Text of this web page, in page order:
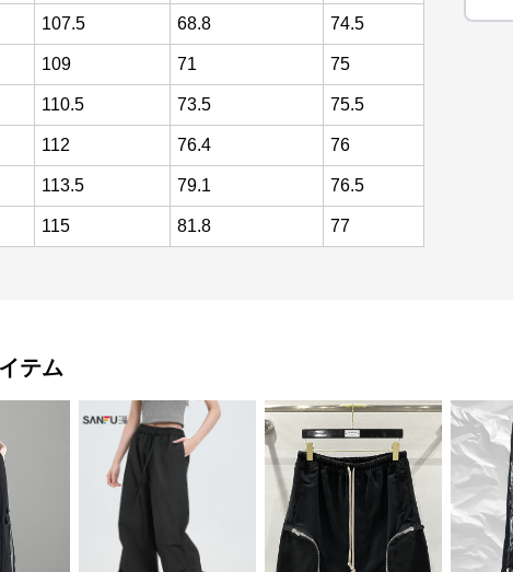
107.5 68.8 74.5
109 71 75
110.5 73.5 75.5
112 76.4 76
113.5 79.1 76.5
115 81.8 77
テム